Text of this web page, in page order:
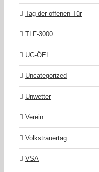
Tag der offenen Tür
TLF-3000
UG-ÖEL
Uncategorized
Unwetter
Verein
Volkstrauertag
VSA